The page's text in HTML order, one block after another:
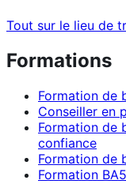
Tout sur le lieu de
Formations
Formation de
Conseiller en
Formation de
confiance
Formation de
Formation BA5